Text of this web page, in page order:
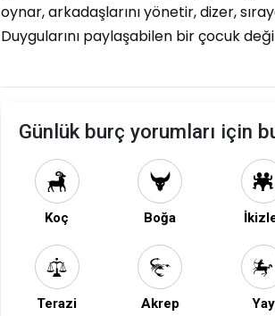
oynar, arkadaşlarını yönetir, dizer,
Duygularını paylaşabilen bir çocuk
Günlük burç yorumları için
Koç Boğa
Terazi Akrep Yay